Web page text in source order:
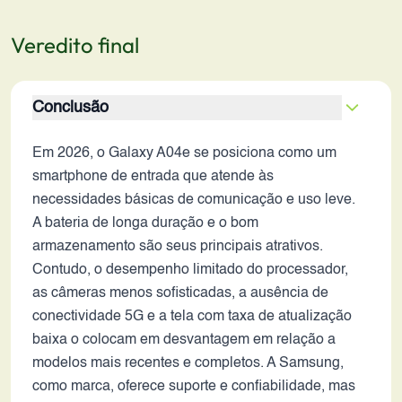
Veredito final
Conclusão
Em 2026, o Galaxy A04e se posiciona como um
smartphone de entrada que atende às
necessidades básicas de comunicação e uso leve.
A bateria de longa duração e o bom
armazenamento são seus principais atrativos.
Contudo, o desempenho limitado do processador,
as câmeras menos sofisticadas, a ausência de
conectividade 5G e a tela com taxa de atualização
baixa o colocam em desvantagem em relação a
modelos mais recentes e completos. A Samsung,
como marca, oferece suporte e confiabilidade, mas